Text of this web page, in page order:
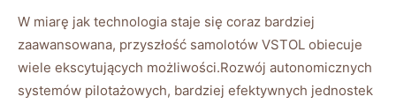
W miarę ⁢jak technologia staje się⁤ coraz bardziej
zaawansowana, przyszłość samolotów VSTOL obiecuje
wiele ⁢ekscytujących możliwości.Rozwój autonomicznych
systemów pilotażowych, bardziej efektywnych jednostek